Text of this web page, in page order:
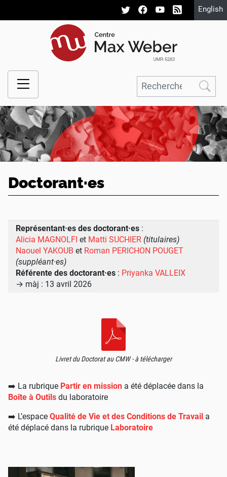
English
Doctorant·es
Représentant·es des doctorant·es :
Alicia MAGNOLFI et Matti SUCHIER (titulaires)
Naouel YAKOUB et Roman PERICHON POUGET
(suppléant·es)
Référente des doctorant·es : Priyanka VALLEIX
→ màj : 13 avril 2026
Livret du Doctorat au CMW - à télécharger
➡️ La rubrique Partir en mission a été déplacée dans la
Boîte à Outils du laboratoire
➡️ L’espace Qualité de Vie et des Conditions de Travail a
été déplacé dans la rubrique Laboratoire